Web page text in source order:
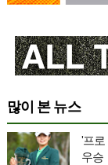
많이 본 뉴스
'프로
우승